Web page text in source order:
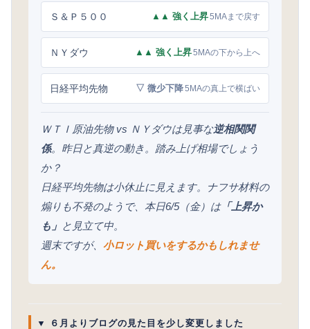
Ｓ＆Ｐ５００ ▲▲ 強く上昇5MAまで戻す
ＮＹダウ ▲▲ 強く上昇5MAの下から上へ
日経平均先物 ▽ 微少下降5MAの真上で横ばい
ＷＴＩ原油先物 vs ＮＹダウは見事な逆相関関
係。昨日と真逆の動き。踏み上げ相場でしょう
か？
日経平均先物は小休止に見えます。ナフサ材料の
煽りも不発のようで、本日6/5（金）は「上昇か
も」 と見立て中。
週末ですが、 小ロット買いをするかもしれませ
ん。
▼ ６月よりブログの見た目を少し変更しました